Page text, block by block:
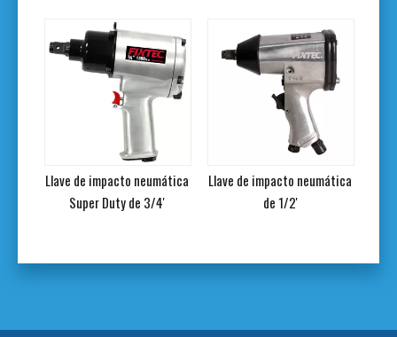
neumática
Llave de impacto neumática
de 1/2'
Llave de impacto
de yunque extendida HD de